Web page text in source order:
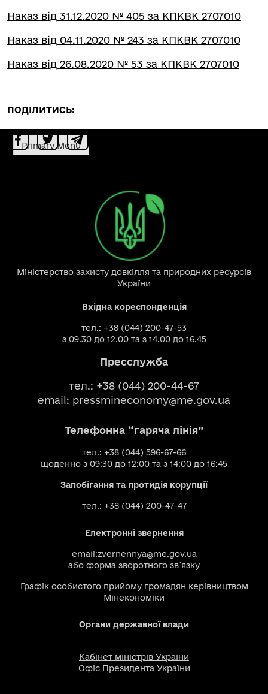
Наказ від 31.12.2020 № 405 за КПКВК 2707010
Наказ від 04.11.2020 № 243 за КПКВК 2707010
Наказ від 26.08.2020 № 53 за КПКВК 2707010
ПОДІЛИТИСЬ:
Primary Menu
Міністерство захисту довкілля та природних ресурсів
України
Вхідна кореспонденція
тел.: +38 (044) 200-47-53
з 09.30 до 12.00 та з 14.00 до 16.45
Пресслужба
тел.: +38 (044) 200-44-67
email: pressmineconomy@me.gov.ua
Телефонна “гаряча лінія”
тел.: +38 (044) 596-67-66
щоденно з 09:30 до 12:00 та з 14:00 до 16:45
Запобігання та протидія корупції
тел.: +38 (044) 200-47-47
Електронні звернення
email:zvernennya@me.gov.ua
або форма зворотного зв`язку
Графік особистого прийому громадян керівництвом
Мінекономіки
Органи державної влади
Кабінет міністрів України
Офіс Президента України